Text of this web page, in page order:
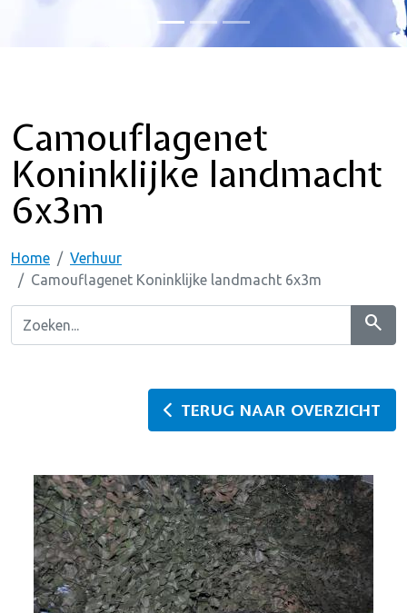
Camouflagenet
Koninklijke landmacht
6x3m
Home
Verhuur
Camouflagenet Koninklijke landmacht 6x3m
search
TERUG NAAR OVERZICHT